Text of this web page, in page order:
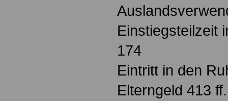
Einstiegsteilzeit
174
Eintritt in den
Elterngeld 413 ff.